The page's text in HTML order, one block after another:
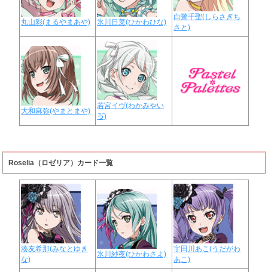
丸山彩(まるやまあや) 氷川日菜(ひかわひな)
白鷺千聖(しらさぎち
さと)
大和麻弥(やまとまや)
若宮イヴ(わかみやい
ゔ)
Roselia（ロゼリア）カード一覧
湊友希那(みなとゆき
な)
氷川紗夜(ひかわさよ)
宇田川あこ(うだがわ
あこ)